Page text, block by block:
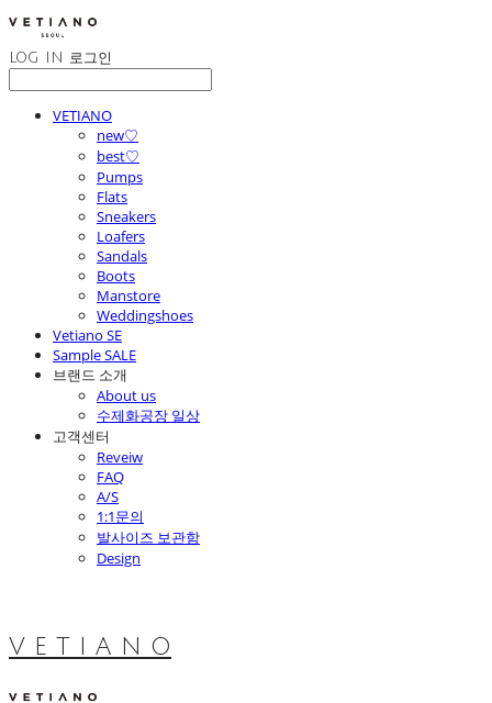
LOG IN 로그인
VETIANO
new♡
best♡
Pumps
Flats
Sneakers
Loafers
Sandals
Boots
Manstore
Weddingshoes
Vetiano SE
Sample SALE
브랜드 소개
About us
수제화공장 일상
고객센터
Reveiw
FAQ
A/S
1:1문의
발사이즈 보관함
Design
V E T I A N O